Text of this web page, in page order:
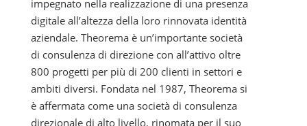
impegnato nella realizzazione di una presenza
digitale all’altezza della loro rinnovata identità
aziendale. Theorema è un’importante società
di consulenza di direzione con all’attivo oltre
800 progetti per più di 200 clienti in settori e
ambiti diversi. Fondata nel 1987, Theorema si
è affermata come una società di consulenza
direzionale di alto livello, rinomata per il suo